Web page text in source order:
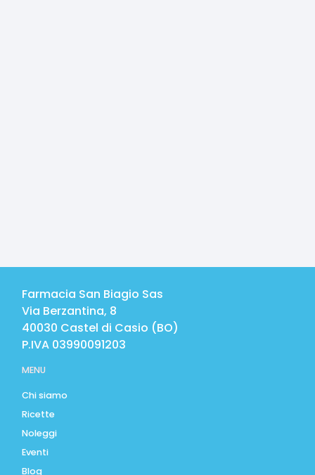
Farmacia San Biagio Sas
Via Berzantina, 8
40030 Castel di Casio (BO)
P.IVA 03990091203
MENU
Chi siamo
Ricette
Noleggi
Eventi
Blog